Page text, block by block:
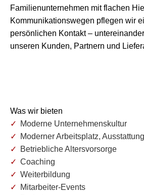
Familienunternehmen mit flachen
Kommunikationswegen pflegen wir
persönlichen Kontakt –
unseren Kunden, Partnern und
Was wir bieten
Moderne Unternehmenskultur
Moderner Arbeitsplatz, Ausstattung
Betriebliche Altersvorsorge
Coaching
Weiterbildung
Mitarbeiter-Events